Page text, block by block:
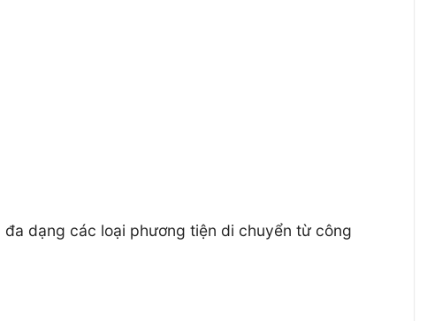
dạng các loại phương tiện di chuyển từ công